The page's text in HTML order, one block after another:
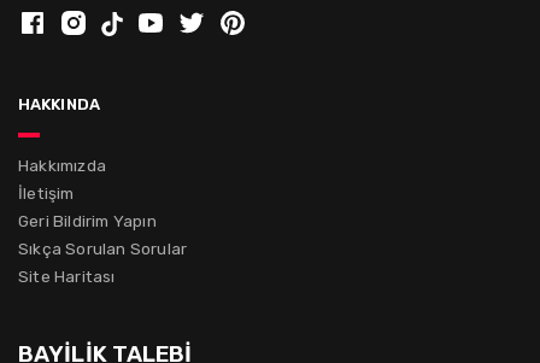
hakkında
Hakkımızda
İletişim
Geri Bildirim Yapın
Sıkça Sorulan Sorular
Site Haritası
BAYİLİK TALEBİ